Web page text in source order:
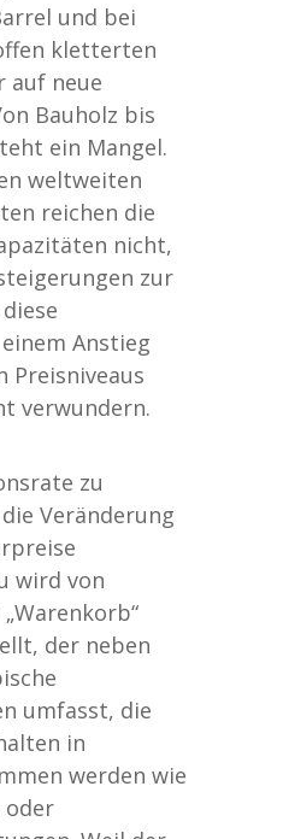
und bei
kletterten
auf neue
Bauholz bis
ein Mangel.
weltweiten
reichen die
nicht,
zur
Anstieg
Preisniveaus
verwundern.
zu
Veränderung
wird von
der neben
umfasst, die
in
werden wie
oder